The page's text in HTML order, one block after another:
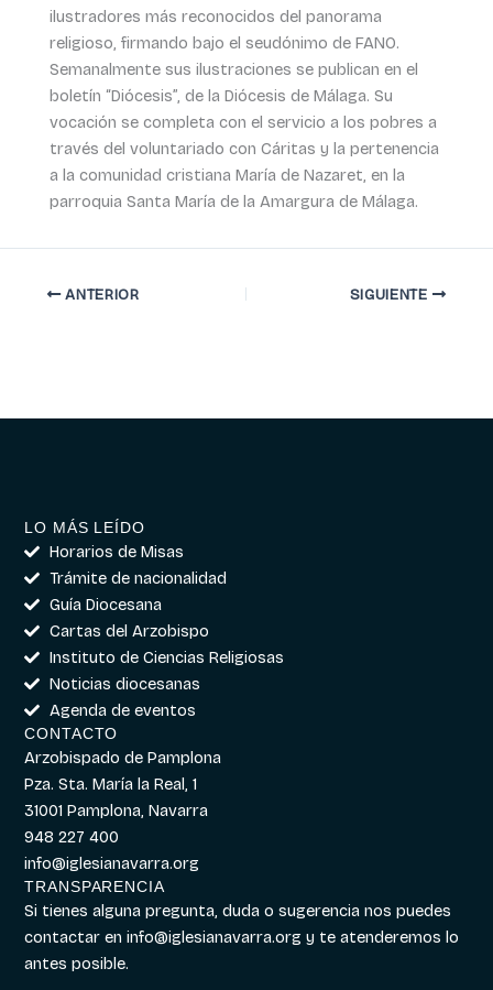
ilustradores más reconocidos del panorama
religioso, firmando bajo el seudónimo de FANO.
Semanalmente sus ilustraciones se publican en el
boletín “Diócesis”, de la Diócesis de Málaga. Su
vocación se completa con el servicio a los pobres a
través del voluntariado con Cáritas y la pertenencia
a la comunidad cristiana María de Nazaret, en la
parroquia Santa María de la Amargura de Málaga.
ANTERIOR SIGUIENTE
LO MÁS LEÍDO
Horarios de Misas
Trámite de nacionalidad
Guía Diocesana
Cartas del Arzobispo
Instituto de Ciencias Religiosas
Noticias diocesanas
Agenda de eventos
CONTACTO
Arzobispado de Pamplona
Pza. Sta. María la Real, 1
31001 Pamplona, Navarra
948 227 400
info@iglesianavarra.org
TRANSPARENCIA
Si tienes alguna pregunta, duda o sugerencia nos puedes
contactar eninfo@iglesianavarra.org y te atenderemos lo
antes posible.